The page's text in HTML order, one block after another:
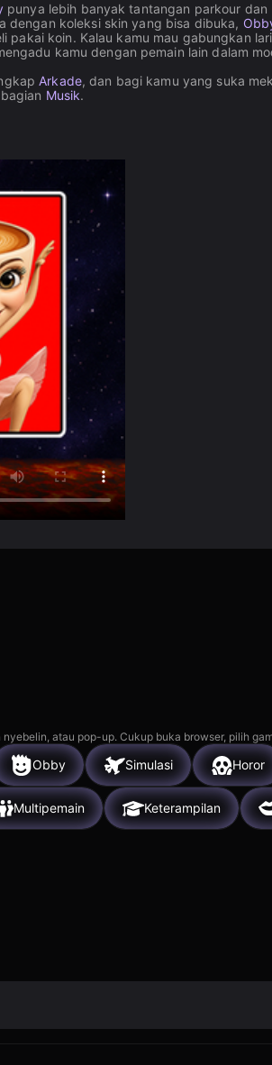
punya lebih banyak tantangan parkour dan
dengan koleksi skin yang bisa dibuka,
koin. Kalau kamu mau gabungkan lari
kamu dengan pemain lain dalam
Arkade, dan bagi kamu yang suka
Musik.
atau pop-up. Cukup buka browser, pilih
Obby Simulasi Horor
Multipemain Keterampilan